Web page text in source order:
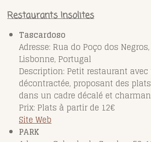
Restaurants Insolites
Tascardoso
Adresse: Rua do Poço dos
Lisbonne, Portugal
Description: Petit restaurant
décontractée, proposant des
dans un cadre décalé et
Prix: Plats à partir de 12€
Site Web
PARK